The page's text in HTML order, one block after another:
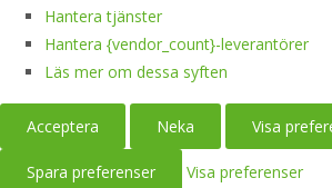
Hantera tjänster
Hantera {vendor_count}-leverantörer
Läs mer om dessa syften
Acceptera Neka Visa
Spara preferenser Visa preferenser